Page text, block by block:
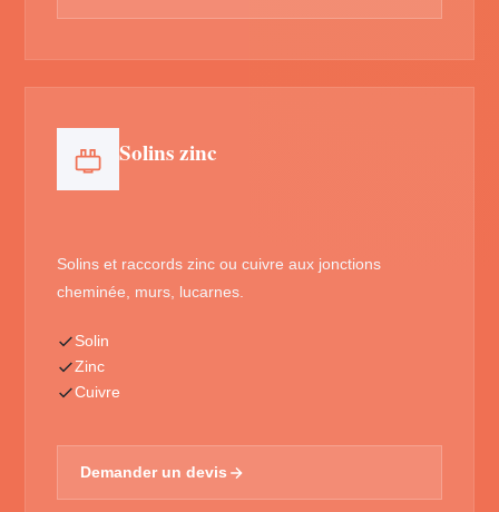
Solins zinc
Solins et raccords zinc ou cuivre aux jonctions
cheminée, murs, lucarnes.
Solin
Zinc
Cuivre
Demander un devis